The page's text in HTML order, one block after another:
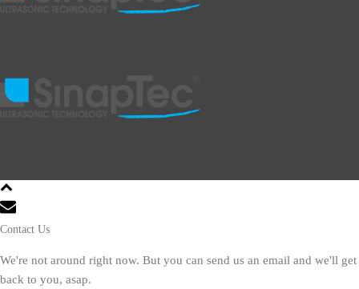
Contact Us
We're not around right now. But you can send us an email and we'll get
back to you, asap.